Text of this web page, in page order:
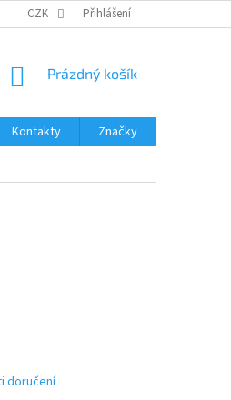
VRÁCENÍ ZBOŽÍ DOPRAVA A PLATBA
CZK Přihlášení
NÁKUPNÍ
Prázdný košík
Kontakty
Značky
doručení